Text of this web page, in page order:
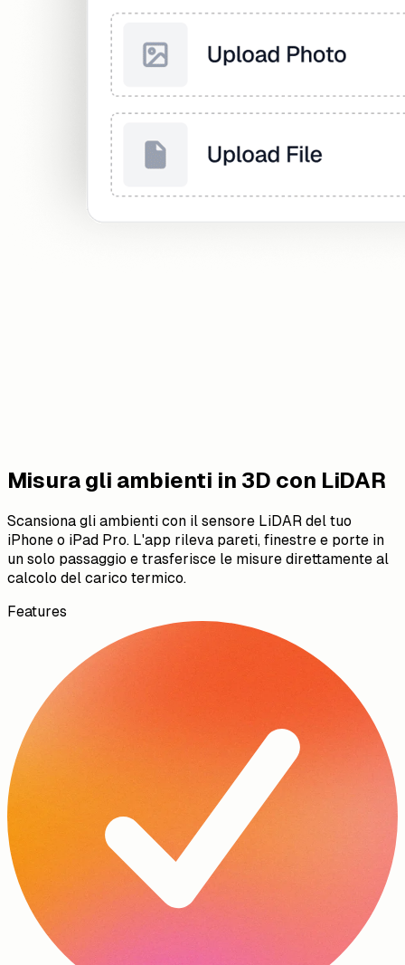
Misura gli ambienti in 3D con LiDAR
Scansiona gli ambienti con il sensore LiDAR del tuo
iPhone o iPad Pro. L'app rileva pareti, finestre e porte in
un solo passaggio e trasferisce le misure direttamente al
calcolo del carico termico.
Features